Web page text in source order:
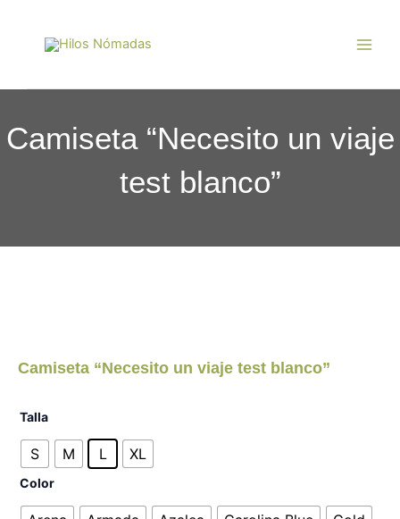
contenido
Camiseta “Necesito un viaje
test blanco”
Camiseta “Necesito un viaje test blanco”
Talla
S M L XL
Color
Camiseta
viaje
test